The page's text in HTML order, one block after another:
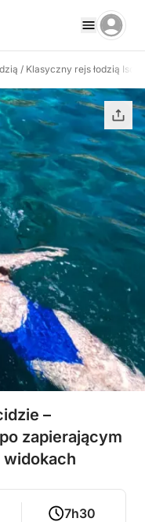
/ Klasyczny rejs łodzią
–
zapierającym
7h30